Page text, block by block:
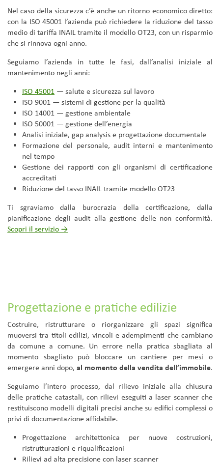
Nel caso della sicurezza c’è anche un ritorno economico diretto:
con la ISO 45001 l’azienda può richiedere la riduzione del tasso
medio di tariffa INAIL tramite il modello OT23, con un risparmio
che si rinnova ogni anno.
Seguiamo l’azienda in tutte le fasi, dall’analisi iniziale al
mantenimento negli anni:
ISO 45001 — salute e sicurezza sul lavoro
ISO 9001 — sistemi di gestione per la qualità
ISO 14001 — gestione ambientale
ISO 50001 — gestione dell’energia
Analisi iniziale, gap analysis e progettazione documentale
Formazione del personale, audit interni e mantenimento
nel tempo
Gestione dei rapporti con gli organismi di certificazione
accreditati
Riduzione del tasso INAIL tramite modello OT23
Ti sgraviamo dalla burocrazia della certificazione, dalla
pianificazione degli audit alla gestione delle non conformità.
Scopri il servizio →
Progettazione e pratiche edilizie
Costruire, ristrutturare o riorganizzare gli spazi significa
muoversi tra titoli edilizi, vincoli e adempimenti che cambiano
da comune a comune. Un errore nella pratica sbagliata al
momento sbagliato può bloccare un cantiere per mesi o
emergere anni dopo, al momento della vendita dell’immobile.
Seguiamo l’intero processo, dal rilievo iniziale alla chiusura
delle pratiche catastali, con rilievi eseguiti a laser scanner che
restituiscono modelli digitali precisi anche su edifici complessi o
privi di documentazione affidabile.
Progettazione architettonica per nuove costruzioni,
ristrutturazioni e riqualificazioni
Rilievi ad alta precisione con laser scanner